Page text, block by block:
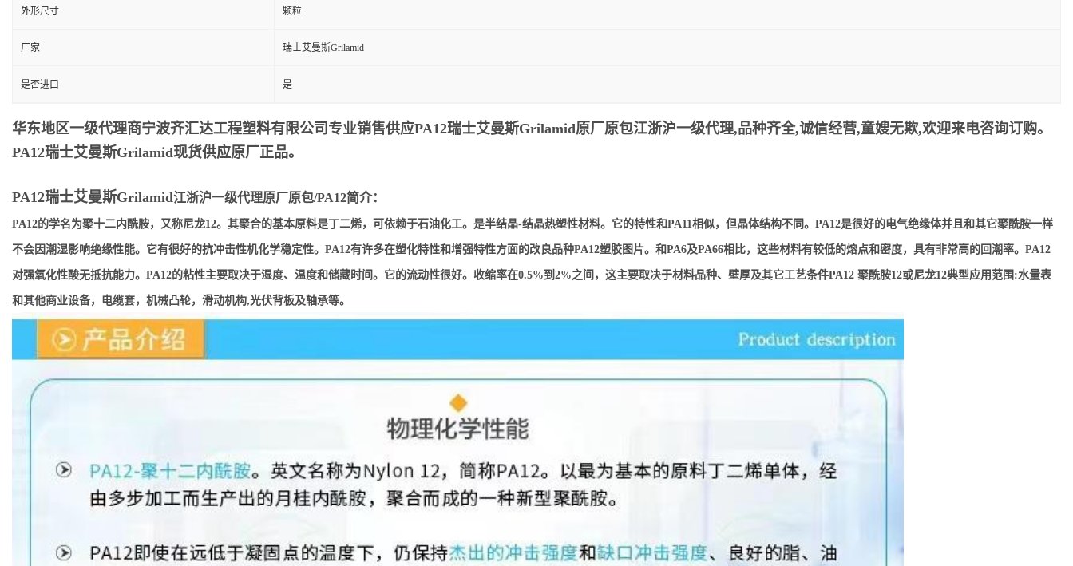
外形尺寸 颗粒
厂家 瑞士艾曼斯Grilamid
是否进口 是
华东地区一级代理商宁波齐汇达工程塑料有限公司专业销售供应PA12瑞士艾曼斯Grilamid原厂原包江浙沪一级代理,品种齐全,诚信经营,童嫂无欺,欢迎来电咨询订购。
PA12瑞士艾曼斯Grilamid现货供应原厂正品。
PA12瑞士艾曼斯Grilamid江浙沪一级代理原厂原包/PA12简介：
PA12的学名为聚十二内酰胺，又称尼龙12。其聚合的基本原料是丁二烯，可依赖于石油化工。是半结晶-结晶热塑性材料。它的特性和PA11相似，但晶体结构不同。PA12是很好的电气绝缘体并且和其它聚酰胺一样
不会因潮湿影响绝缘性能。它有很好的抗冲击性机化学稳定性。PA12有许多在塑化特性和增强特性方面的改良品种PA12塑胶图片。和PA6及PA66相比，这些材料有较低的熔点和密度，具有非常高的回潮率。PA12
对强氧化性酸无抵抗能力。PA12的粘性主要取决于湿度、温度和储藏时间。它的流动性很好。收缩率在0.5%到2%之间，这主要取决于材料品种、壁厚及其它工艺条件PA12 聚酰胺12或尼龙12典型应用范围:水量表
和其他商业设备，电缆套，机械凸轮，滑动机构,光伏背板及轴承等。